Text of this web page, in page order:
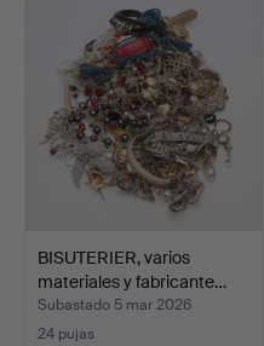
BISUTERIER, varios
materiales y fabricante…
Subastado 5 mar 2026
24 pujas